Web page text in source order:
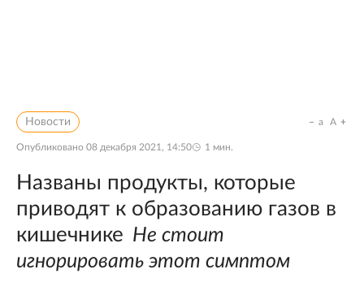
Новости
Опубликовано 08 декабря 2021, 14:50 1 мин.
a A
Названы продукты, которые
приводят к образованию газов в
кишечнике Не стоит
игнорировать этот симптом